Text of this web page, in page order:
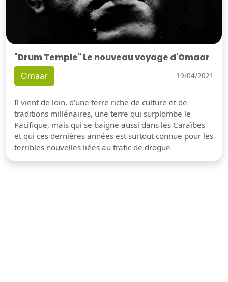
"Drum Temple" Le nouveau voyage d'Omaar
Omaar 19/04/2021
Il vient de loin, d'une terre riche de culture et de
traditions millénaires, une terre qui surplombe le
Pacifique, mais qui se baigne aussi dans les Caraïbes
et qui ces dernières années est surtout connue pour les
terribles nouvelles liées au trafic de drogue